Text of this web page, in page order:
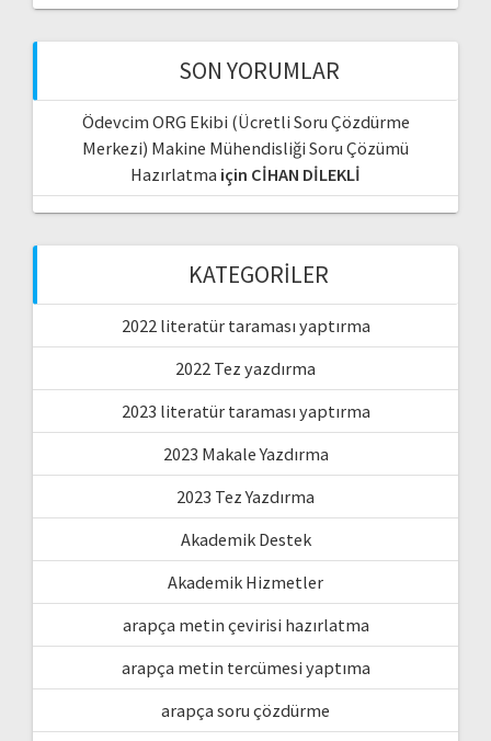
SON YORUMLAR
Ödevcim ORG Ekibi (Ücretli Soru Çözdürme
Merkezi) Makine Mühendisliği Soru Çözümü
Hazırlatma için CİHAN DİLEKLİ
KATEGORILER
2022 literatür taraması yaptırma
2022 Tez yazdırma
2023 literatür taraması yaptırma
2023 Makale Yazdırma
2023 Tez Yazdırma
Akademik Destek
Akademik Hizmetler
arapça metin çevirisi hazırlatma
arapça metin tercümesi yaptıma
arapça soru çözdürme